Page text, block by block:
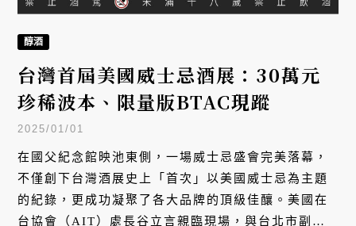
醇酒
台灣首屆美國威士忌酒展：30萬元
珍稀波本、限量版BTAC現蹤
2025/01/01
在國父紀念館映池東側，一場威士忌盛會完美落幕，
不僅創下台灣酒展史上「首次」以美國威士忌為主題
的紀錄，更成功凝聚了各大品牌的頂級佳釀。美國在
台協會（AIT）處長谷立言親臨現場，與台北市副秘